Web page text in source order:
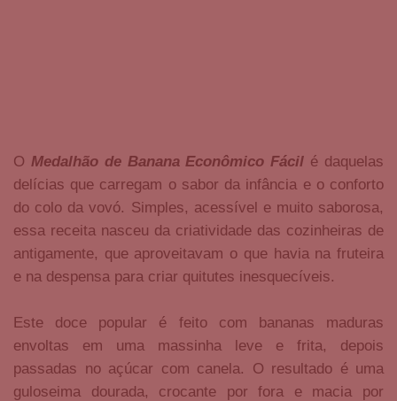
O Medalhão de Banana Econômico Fácil é daquelas
delícias que carregam o sabor da infância e o conforto
do colo da vovó. Simples, acessível e muito saborosa,
essa receita nasceu da criatividade das cozinheiras de
antigamente, que aproveitavam o que havia na fruteira
e na despensa para criar quitutes inesquecíveis.
Este doce popular é feito com bananas maduras
envoltas em uma massinha leve e frita, depois
passadas no açúcar com canela. O resultado é uma
guloseima dourada, crocante por fora e macia por